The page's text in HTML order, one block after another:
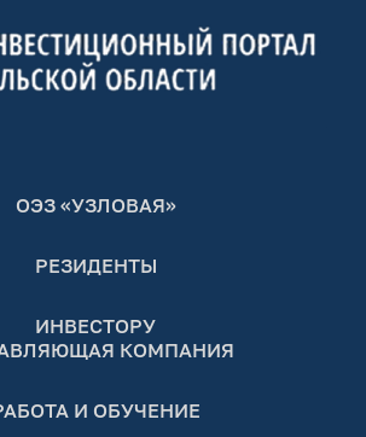
ОЭЗ «УЗЛОВАЯ»
РЕЗИДЕНТЫ
ИНВЕСТОРУ
КОМПАНИЯ
И ОБУЧЕНИЕ